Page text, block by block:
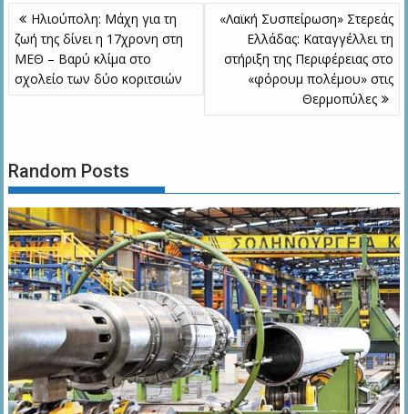
Πλοήγηση
άρθρων
Ηλιούπολη: Μάχη για τη
ζωή της δίνει η 17χρονη στη
ΜΕΘ – Βαρύ κλίμα στο
σχολείο των δύο κοριτσιών
«Λαϊκή Συσπείρωση» Στερεάς
Ελλάδας: Καταγγέλλει τη
στήριξη της Περιφέρειας στο
«φόρουμ πολέμου» στις
Θερμοπύλες
Random Posts